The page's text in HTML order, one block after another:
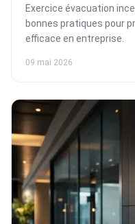
Exercice évacuation
bonnes pratiques pour
efficace en entreprise.
09 mai 2026